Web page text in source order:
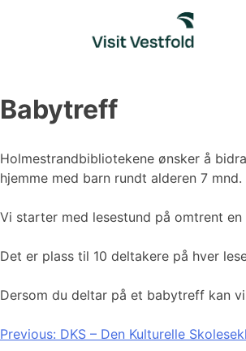
Babytreff
Holmestrandbibliotekene ønsker å
hjemme med barn rundt alderen 7 mnd.
Vi starter med lesestund på omtrent
Det er plass til 10 deltakere på hver
Dersom du deltar på et babytreff kan
Innleggsnavigasjon
Previous: DKS – Den Kulturelle